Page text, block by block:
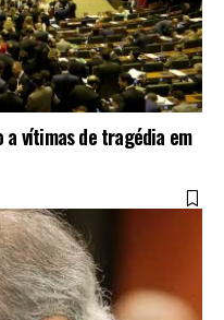
a vítimas de tragédia em